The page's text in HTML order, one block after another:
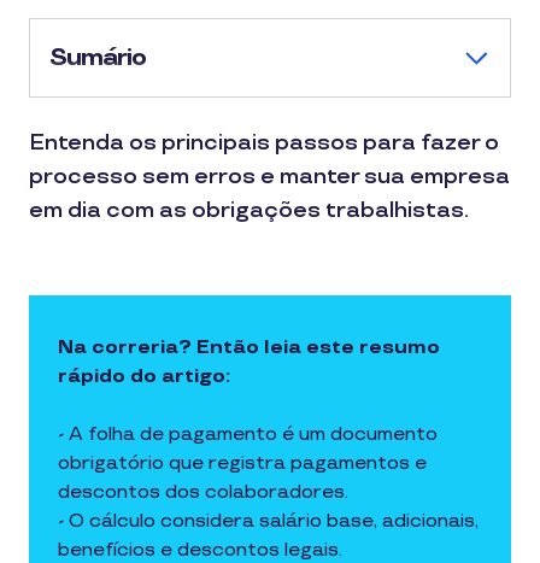
Sumário
Entenda os principais passos para fazer o
processo sem erros e manter sua empresa
em dia com as obrigações trabalhistas.
Na correria? Então leia este resumo
rápido do artigo:
- A folha de pagamento é um documento
obrigatório que registra pagamentos e
descontos dos colaboradores.
- O cálculo considera salário base, adicionais,
benefícios e descontos legais.